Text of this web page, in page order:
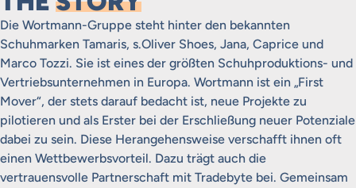
Die Wortmann-Gruppe steht hinter den bekannten
Schuhmarken Tamaris, s.Oliver Shoes, Jana, Caprice und
Marco Tozzi. Sie ist eines der größten Schuhproduktions- und
Vertriebsunternehmen in Europa. Wortmann ist ein „First
Mover“, der stets darauf bedacht ist, neue Projekte zu
pilotieren und als Erster bei der Erschließung neuer Potenziale
dabei zu sein. Diese Herangehensweise verschafft ihnen oft
einen Wettbewerbsvorteil. Dazu trägt auch die
vertrauensvolle Partnerschaft mit Tradebyte bei. Gemeinsam